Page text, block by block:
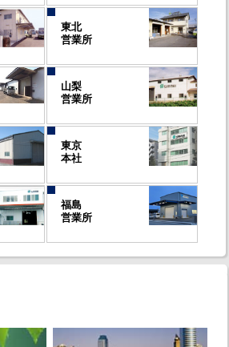
東北
営業所
山梨
営業所
東京
本社
福島
営業所